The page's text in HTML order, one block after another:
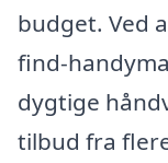
budget. Ved
find-
dygtige
tilbud fra